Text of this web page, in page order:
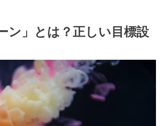
ン」とは？正しい目標設